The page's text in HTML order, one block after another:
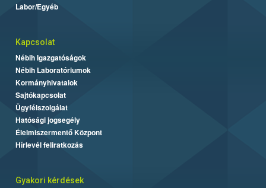
Labor/Egyéb
Kapcsolat
Nébih Igazgatóságok
Nébih Laboratóriumok
Kormányhivatalok
Sajtókapcsolat
Ügyfélszolgálat
Hatósági jogsegély
Élelmiszermentő Központ
Hírlevél feliratkozás
Gyakori kérdések